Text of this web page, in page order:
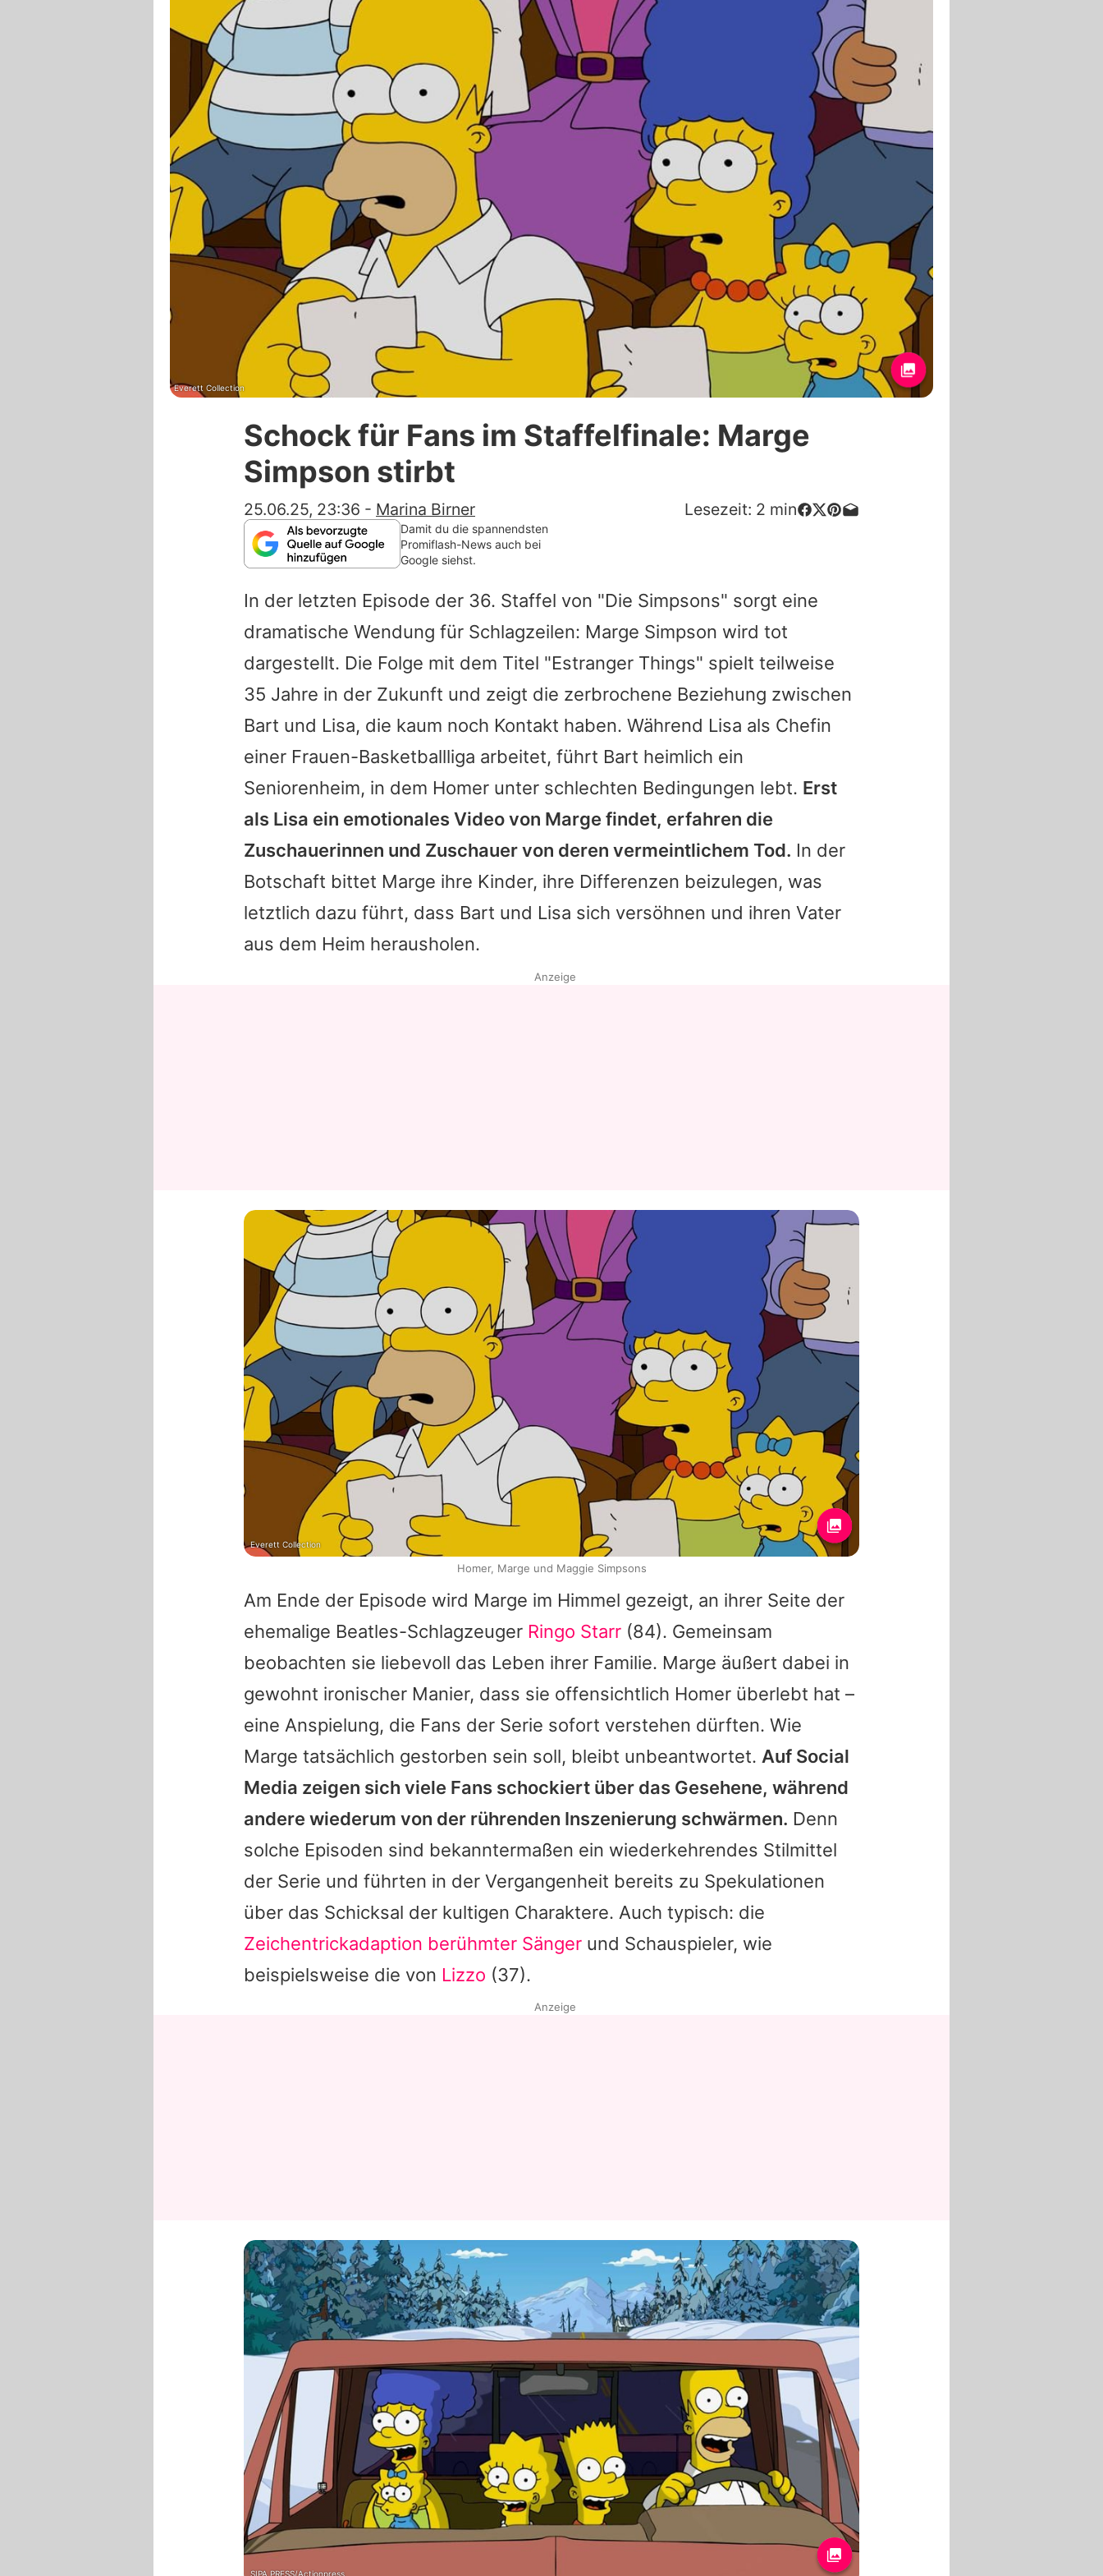
Filme & Serien
Lifestyle
Familie & Liebe
Promiflash Exklusiv
Alle Themen auf Promiflash
App runterladen
Redaktionelle Richtlinien
Impressum
Datenschutzerklärung
Nutzungsbedingungen
Everett Collection
Schock für Fans im Staffelfinale: Marge
Simpson stirbt
25.06.25, 23:36 - Marina Birner Lesezeit: 2 min
Damit du die spannendsten
Promiflash-News auch bei
Google siehst.
In der letzten Episode der 36. Staffel von "Die Simpsons" sorgt eine
dramatische Wendung für Schlagzeilen: Marge Simpson wird tot
dargestellt. Die Folge mit dem Titel "Estranger Things" spielt teilweise
35 Jahre in der Zukunft und zeigt die zerbrochene Beziehung zwischen
Bart und Lisa, die kaum noch Kontakt haben. Während Lisa als Chefin
einer Frauen-Basketballliga arbeitet, führt Bart heimlich ein
Seniorenheim, in dem Homer unter schlechten Bedingungen lebt. Erst
als Lisa ein emotionales Video von Marge findet, erfahren die
Zuschauerinnen und Zuschauer von deren vermeintlichem Tod. In der
Botschaft bittet Marge ihre Kinder, ihre Differenzen beizulegen, was
letztlich dazu führt, dass Bart und Lisa sich versöhnen und ihren Vater
aus dem Heim herausholen.
Am Ende der Episode wird Marge im Himmel gezeigt, an ihrer Seite der
ehemalige Beatles-Schlagzeuger Ringo Starr (84). Gemeinsam
beobachten sie liebevoll das Leben ihrer Familie. Marge äußert dabei in
gewohnt ironischer Manier, dass sie offensichtlich Homer überlebt hat –
eine Anspielung, die Fans der Serie sofort verstehen dürften. Wie
Marge tatsächlich gestorben sein soll, bleibt unbeantwortet. Auf Social
Media zeigen sich viele Fans schockiert über das Gesehene, während
andere wiederum von der rührenden Inszenierung schwärmen. Denn
solche Episoden sind bekanntermaßen ein wiederkehrendes Stilmittel
der Serie und führten in der Vergangenheit bereits zu Spekulationen
über das Schicksal der kultigen Charaktere. Auch typisch: die
Zeichentrickadaption berühmter Sänger und Schauspieler, wie
beispielsweise die von Lizzo (37).
Anzeige
Everett Collection
Homer, Marge und Maggie Simpsons
Anzeige
SIPA PRESS/Actionpress